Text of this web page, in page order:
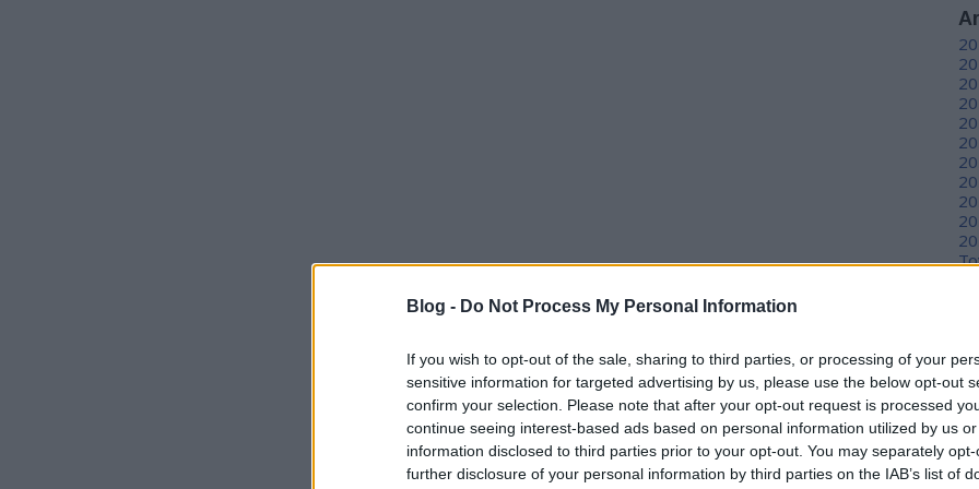
Blog - Do Not Process My Personal Information
If you wish to opt-out of the sale, sharing to third parties, or processing of your
sensitive information for targeted advertising by us, please use the below opt-out
confirm your selection. Please note that after your opt-out request is processed
continue seeing interest-based ads based on personal information utilized by us
information disclosed to third parties prior to your opt-out. You may separately
further disclosure of your personal information by third parties on the IAB’s list of
(